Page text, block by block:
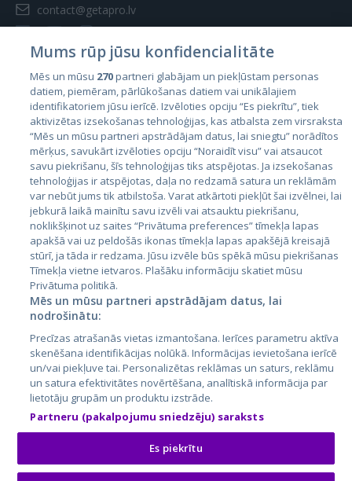
contact@getapro.lv
Valstis
Igaunija
Latvija
Lietuva
City24.lv
City24.ee
GetaPro.lv
GetaPro.ee
Skelbiu.lt
Autoplius.lt
Aruodas.lt
Kainos.lt
Paslaugos.lt
auto24.ee
KV.ee
Osta.ee
KuldneBörs.ee
Mums rūp jūsu konfidencialitāte
Mēs un mūsu 270partneri glabājam un piekļūstam personas
datiem, piemēram, pārlūkošanas datiem vai unikālajiem
identifikatoriem jūsu ierīcē. Izvēloties opciju “Es piekrītu”, tiek
aktivizētas izsekošanas tehnoloģijas, kas atbalsta zem virsraksta
“Mēs un mūsu partneri apstrādājam datus, lai sniegtu” norādītos
mērķus, savukārt izvēloties opciju “Noraidīt visu” vai atsaucot
savu piekrišanu, šīs tehnoloģijas tiks atspējotas. Ja izsekošanas
tehnoloģijas ir atspējotas, daļa no redzamā satura un reklāmām
var nebūt jums tik atbilstoša. Varat atkārtoti piekļūt šai izvēlnei, lai
jebkurā laikā mainītu savu izvēli vai atsauktu piekrišanu,
noklikšķinot uz saites “Privātuma preferences” tīmekļa lapas
apakšā vai uz peldošās ikonas tīmekļa lapas apakšējā kreisajā
stūrī, ja tāda ir redzama. Jūsu izvēle būs spēkā mūsu piekrišanas
Tīmekļa vietne ietvaros. Plašāku informāciju skatiet mūsu
Privātuma politikā.
Mēs un mūsu partneri apstrādājam datus, lai
nodrošinātu:
Precīzas atrašanās vietas izmantošana. Ierīces parametru aktīva
skenēšana identifikācijas nolūkā. Informācijas ievietošana ierīcē
un/vai piekļuve tai. Personalizētas reklāmas un saturs, reklāmu
un satura efektivitātes novērtēšana, analītiskā informācija par
lietotāju grupām un produktu izstrāde.
Partneru (pakalpojumu sniedzēju) saraksts
Es piekrītu